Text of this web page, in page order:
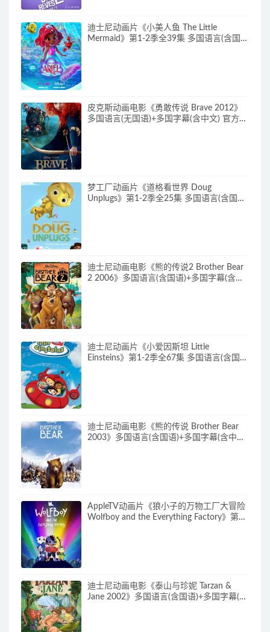
迪士尼动画片《小美人鱼 The Little
Mermaid》第1-2季全39集 多国语言(含国
皮克斯动画电影《勇敢传说 Brave 2012》
多国语言(无国语)+多国字幕(含中文) 官方纯
梦工厂动画片《道格看世界 Doug
Unplugs》第1-2季全25集 多国语言(含国
迪士尼动画电影《熊的传说2 Brother Bear
2 2006》多国语言(含国语)+多国字幕(含中
迪士尼动画片《小爱因斯坦 Little
Einsteins》第1-2季全67集 多国语言(含国
迪士尼动画电影《熊的传说 Brother Bear
2003》多国语言(含国语)+多国字幕(含中文)
AppleTV动画片《狼小子的万物工厂大冒险
Wolfboy and the Everything Factory》第1-
迪士尼动画电影《泰山与珍妮 Tarzan &
Jane 2002》多国语言(含国语)+多国字幕(含